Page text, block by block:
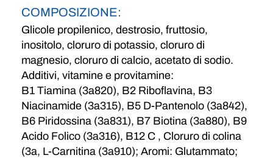
COMPOSIZIONE:
Glicole propilenico, destrosio, fruttosio,
inositolo, cloruro di potassio, cloruro di
magnesio, cloruro di calcio, acetato di sodio.
Additivi, vitamine e provitamine:
B1 Tiamina (3a820), B2 Riboflavina, B3
Niacinamide (3a315), B5 D-Pantenolo (3a842),
B6 ​​​​Piridossina (3a831), B7 Biotina (3a880), B9
Acido Folico (3a316), B12 C , Cloruro di colina
(3a, L-Carnitina (3a910); Aromi: Glutammato;